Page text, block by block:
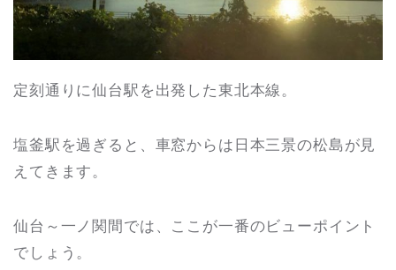
定刻通りに仙台駅を出発した東北本線。
塩釜駅を過ぎると、車窓からは日本三景の松島が見
えてきます。
仙台～一ノ関間では、ここが一番のビューポイント
でしょう。